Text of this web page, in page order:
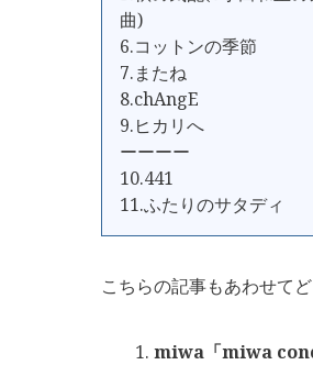
曲)
6.コットンの季節
7.またね
8.chAngE
9.ヒカリへ
ーーーー
10.441
11.ふたりのサタディ
こちらの記事もあわせてど
miwa「miwa